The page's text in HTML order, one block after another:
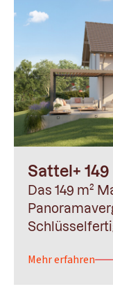
Sattel+ 149
Das 149 m²
Mehr erfahren